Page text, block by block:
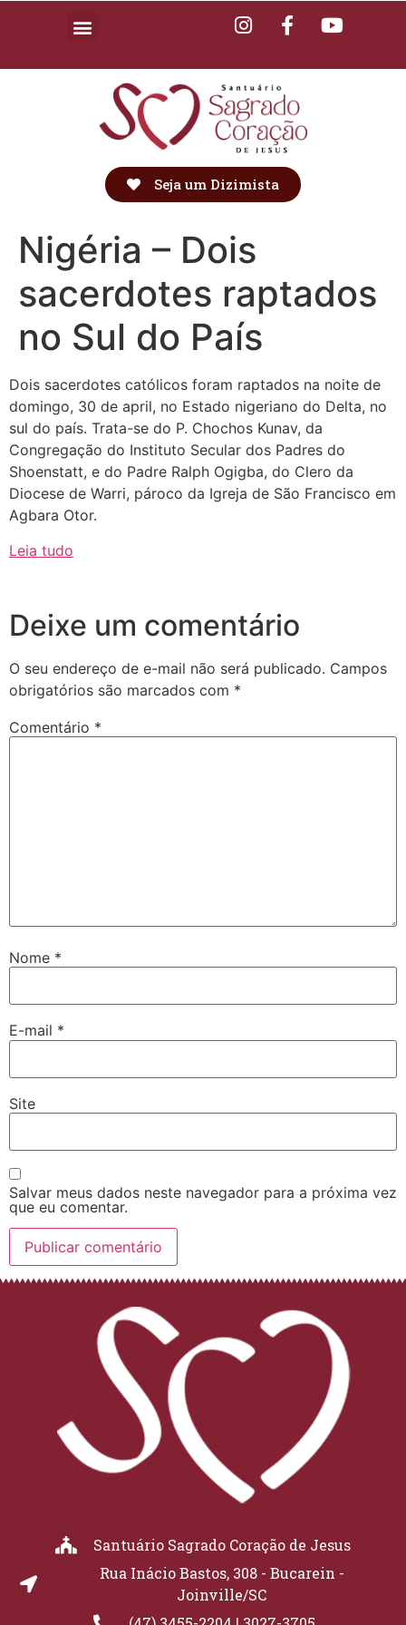
Seja um Dizimista
Nigéria – Dois
sacerdotes raptados
no Sul do País
Dois sacerdotes católicos foram raptados na noite de
domingo, 30 de april, no Estado nigeriano do Delta, no
sul do país. Trata-se do P. Chochos Kunav, da
Congregação do Instituto Secular dos Padres do
Shoenstatt, e do Padre Ralph Ogigba, do Clero da
Diocese de Warri, pároco da Igreja de São Francisco em
Agbara Otor.
Leia tudo
Deixe um comentário
O seu endereço de e-mail não será publicado. Campos
obrigatórios são marcados com *
Comentário *
Nome *
E-mail *
Site
Salvar meus dados neste navegador para a próxima vez
que eu comentar.
Santuário Sagrado Coração de Jesus
Rua Inácio Bastos, 308 - Bucarein -
Joinville/SC